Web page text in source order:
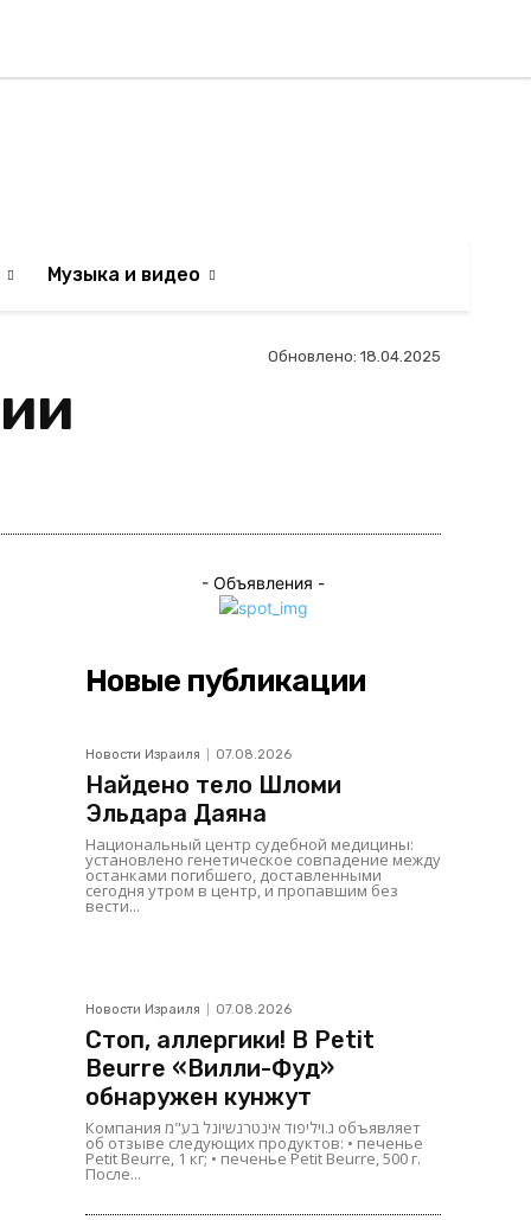
Музыка и видео
Обновлено: 18.04.2025
- Объявления -
Новые публикации
Новости Израиля 07.08.2026
Найдено тело Шломи
Эльдара Даяна
Национальный центр судебной медицины:
установлено генетическое совпадение между
останками погибшего, доставленными
сегодня утром в центр, и пропавшим без
вести...
Новости Израиля 07.08.2026
Стоп, аллергики! В Petit
Beurre «Вилли-Фуд»
обнаружен кунжут
Компания ג.ויליפוד אינטרנשיונל בע"מ объявляет
об отзыве следующих продуктов: • печенье
Petit Beurre, 1 кг; • печенье Petit Beurre, 500 г.
После...